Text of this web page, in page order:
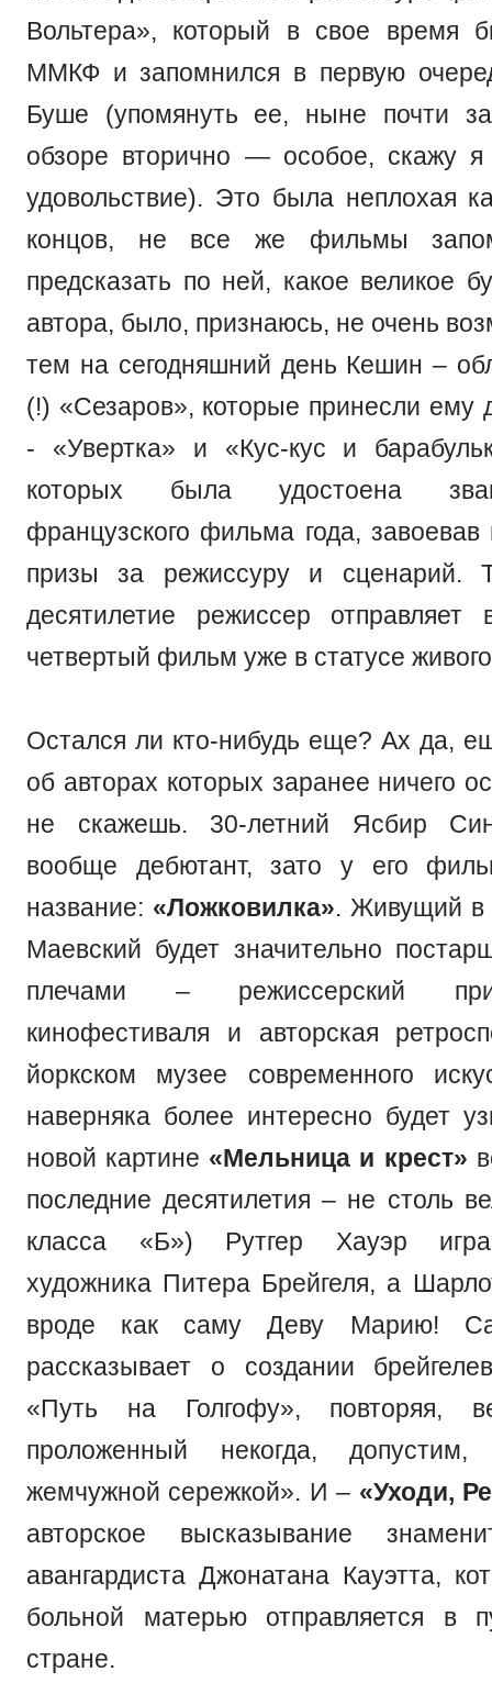
Вольтера», который в свое время
ММКФ и запомнился в первую
Буше (упомянуть ее, ныне почти
обзоре вторично — особое, скажу
удовольствие). Это была неплохая
концов, не все же фильмы
предсказать по ней, какое великое
автора, было, признаюсь, не очень
тем на сегодняшний день Кешин –
(!) «Сезаров», которые принесли ему
- «Увертка» и «Кус-кус и
которых была удостоена
французского фильма года,
призы за режиссуру и сценарий.
десятилетие режиссер
четвертый фильм уже в статусе
Остался ли кто-нибудь еще? Ах да,
об авторах которых заранее ничего
не скажешь. 30-летний Ясбир
вообще дебютант, зато у его
название: «Ложковилка». Живущий в
Маевский будет значительно
плечами – режиссерский
кинофестиваля и авторская
йоркском музее современного
наверняка более интересно будет
новой картине «Мельница и крест»
последние десятилетия – не столь
класса «Б») Рутгер Хауэр
художника Питера Брейгеля, а
вроде как саму Деву Марию!
рассказывает о создании
«Путь на Голгофу», повторяя,
проложенный некогда,
жемчужной сережкой». И – «Уходи,
авторское высказывание
авангардиста Джонатана Кауэтта,
больной матерью отправляется в
стране.